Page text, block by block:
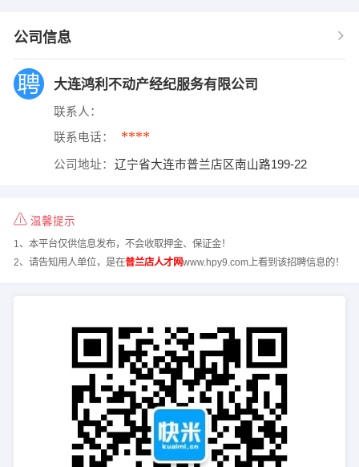
公司信息
大连鸿利不动产经纪服务有限公司
联系人：
联系电话： ****
公司地址： 辽宁省大连市普兰店区南山路199-22
温馨提示
1、本平台仅供信息发布，不会收取押金、保证金！
2、请告知用人单位，是在普兰店人才网www.hpy9.com上看到该招聘信息的！